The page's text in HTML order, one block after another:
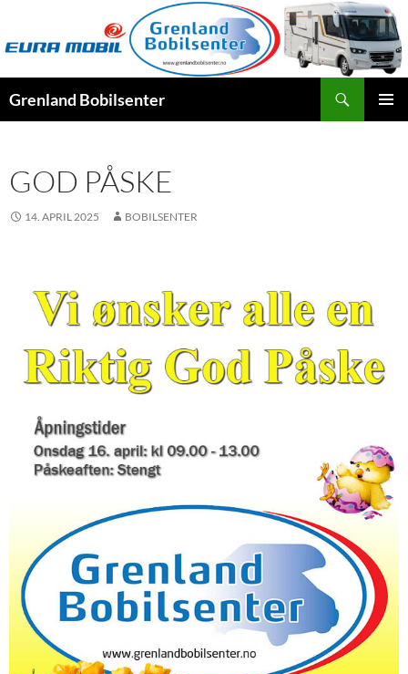
innhold
Grenland Bobilsenter
GOD PÅSKE
14. APRIL 2025 BOBILSENTER